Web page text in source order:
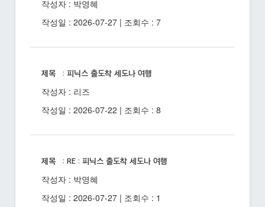
작성자 : 박영혜
작성일 : 2026-07-27 | 조회수 : 7
제목 : 피닉스 출도착 세도나 여행
작성자 : 리즈
작성일 : 2026-07-22 | 조회수 : 8
제목 : RE : 피닉스 출도착 세도나 여행
작성자 : 박영혜
작성일 : 2026-07-27 | 조회수 : 1